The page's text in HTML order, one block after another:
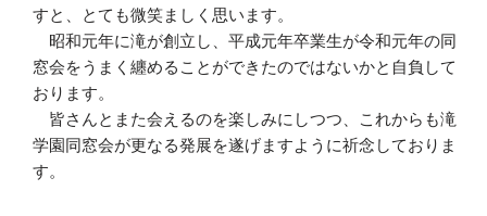
すと、とても微笑ましく思います。
昭和元年に滝が創立し、平成元年卒業生が令和元年の同
窓会をうまく纏めることができたのではないかと自負して
おります。
皆さんとまた会えるのを楽しみにしつつ、これからも滝
学園同窓会が更なる発展を遂げますように祈念しておりま
す。